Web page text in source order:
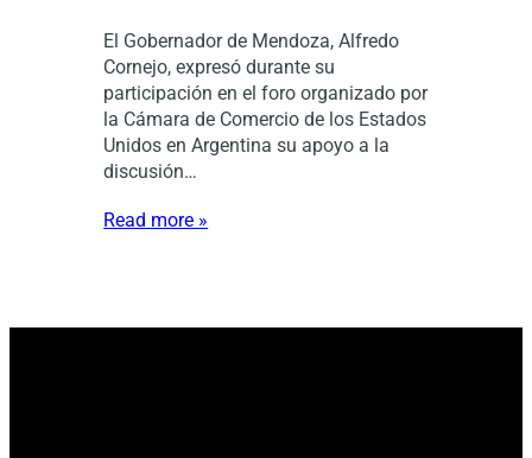
El Gobernador de Mendoza, Alfredo
Cornejo, expresó durante su
participación en el foro organizado por
la Cámara de Comercio de los Estados
Unidos en Argentina su apoyo a la
discusión…
Read more »